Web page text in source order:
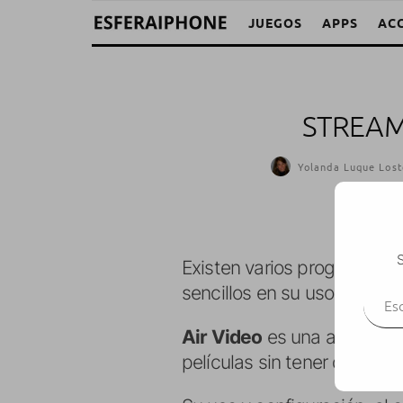
JUEGOS APPS
Yolanda Luque
Existen varios programas
sencillos en su uso y
Air Video es una
películas sin tener que